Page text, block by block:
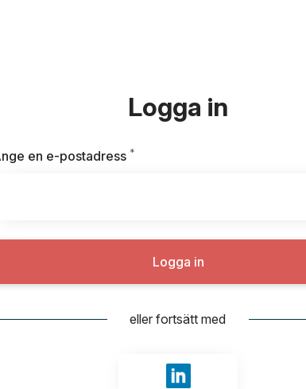
Logga in
en e-postadress *
Logga in
eller fortsätt med
Logga in med LinkedIn